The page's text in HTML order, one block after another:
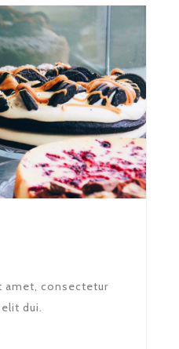
amet, consectetur
dui.